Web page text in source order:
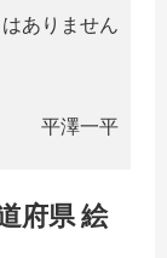
ありません
平澤一平
府県 絵